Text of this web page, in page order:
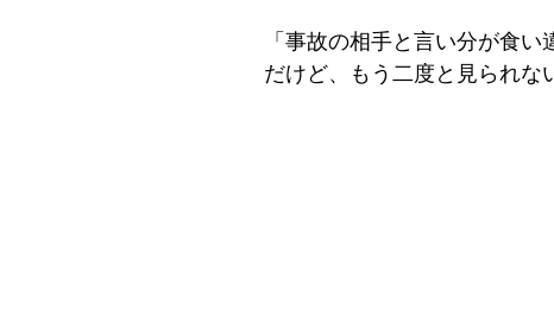
「事故の相手と言い分が食
だけど、もう二度と見られな